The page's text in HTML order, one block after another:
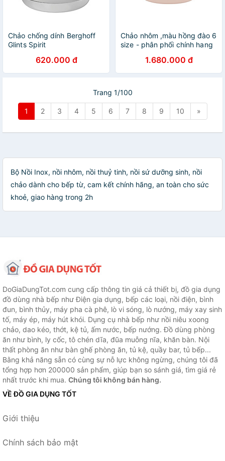
Chảo chống dính Berghoff
Glints Spirit
chính hãng620.000 đ
Chảo nhôm ,màu hồng đào 6
size - phân phối chính hang
1.680.000 đ
Trang 1/100
1 2 3 4 5 6 7 8 9 10 »
Bộ Nồi Inox, nồi nhôm, nồi thuỷ tinh, nồi sứ dưỡng sinh, nồi
chảo dành cho bếp từ, cam kết chính hãng, an toàn cho sức
khoẻ, giao hàng trong 2h
DoGiaDungTot.com cung cấp thông tin giá cả thiết bị, đồ gia dụng
đồ dùng nhà bếp như Điện gia dụng, bếp các loại, nồi điện, bình
đun, bình thủy, máy pha cà phê, lò vi sóng, lò nướng, máy xay sinh
tố, máy ép, máy hút khói. Dụng cụ nhà bếp như nồi niêu xoong
chảo, dao kéo, thớt, kệ tủ, ấm nước, bếp nướng. Đồ dùng phòng
ăn như bình, ly cốc, tô chén dĩa, đũa muỗng nĩa, khăn bàn. Nội
thất phòng ăn như bàn ghế phòng ăn, tủ kệ, quầy bar, tủ bếp...
Bằng khả năng sẵn có cùng sự nỗ lực không ngừng, chúng tôi đã
tổng hợp hơn 200000 sản phẩm, giúp bạn so sánh giá, tìm giá rẻ
nhất trước khi mua. Chúng tôi không bán hàng.
VỀ ĐỒ GIA DỤNG TỐT
Giới thiệu
Chính sách bảo mật